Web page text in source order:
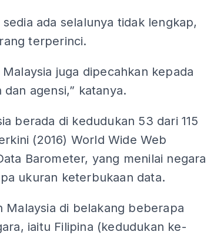
ada selalunya tidak lengkap,
terperinci.
juga dipecahkan kepada
agensi,” katanya.
berada di kedudukan 53 dari 115
(2016) World Wide Web
Barometer, yang menilai negara
ukuran keterbukaan data.
Malaysia di belakang beberapa
iaitu Filipina (kedudukan ke-